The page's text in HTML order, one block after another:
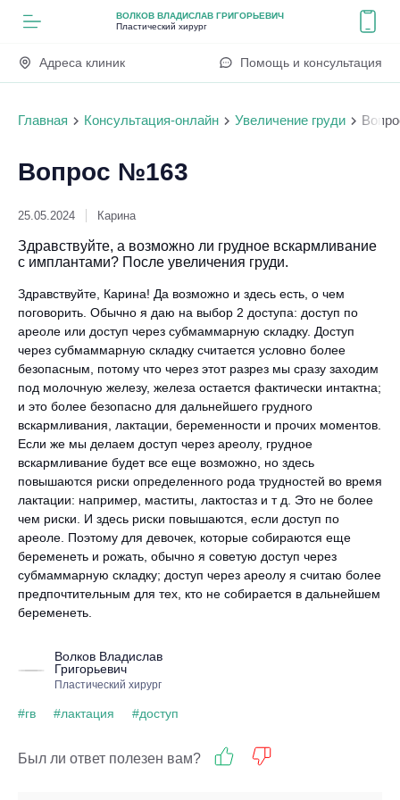
ВОЛКОВ ВЛАДИСЛАВ ГРИГОРЬЕВИЧ
Пластический хирург
Адреса клиник Помощь и консультация
Главная Консультация-онлайн Увеличение груди
Вопрос №163
25.05.2024 Карина
Здравствуйте, а возможно ли грудное вскармливание
с имплантами? После увеличения груди.
Здравствуйте, Карина! Да возможно и здесь есть, о чем
поговорить. Обычно я даю на выбор 2 доступа: доступ по
ареоле или доступ через субмаммарную складку. Доступ
через субмаммарную складку считается условно более
безопасным, потому что через этот разрез мы сразу заходим
под молочную железу, железа остается фактически интактна;
и это более безопасно для дальнейшего грудного
вскармливания, лактации, беременности и прочих моментов.
Если же мы делаем доступ через ареолу, грудное
вскармливание будет все еще возможно, но здесь
повышаются риски определенного рода трудностей во время
лактации: например, маститы, лактостаз и т д. Это не более
чем риски. И здесь риски повышаются, если доступ по
ареоле. Поэтому для девочек, которые собираются еще
беременеть и рожать, обычно я советую доступ через
субмаммарную складку; доступ через ареолу я считаю более
предпочтительным для тех, кто не собирается в дальнейшем
беременеть.
Волков Владислав
Григорьевич
Пластический хирург
#гв #лактация #доступ
Был ли ответ полезен вам?